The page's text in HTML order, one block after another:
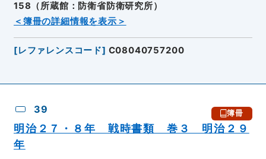
158（所蔵館：防衛省防衛研究所）
＜簿冊の詳細情報を表示＞
[レファレンスコード] C08040757200
39 簿冊
明治２７・８年 戦時書類 巻３ 明治２９
年